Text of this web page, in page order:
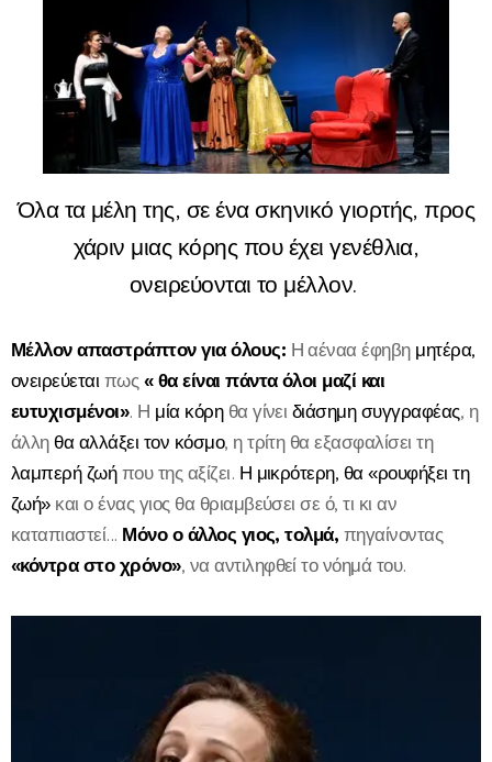
Όλα τα μέλη της, σε ένα σκηνικό γιορτής, προς
χάριν μιας κόρης που έχει γενέθλια,
ονειρεύονται το μέλλον.
Μέλλον απαστράπτον για όλους: Η αέναα έφηβη μητέρα,
ονειρεύεται πως « θα είναι πάντα όλοι μαζί και
ευτυχισμένοι». Η μία κόρηθα γίνει διάσημη συγγραφέας, η
άλληθα αλλάξει τον κόσμο, η τρίτη θα εξασφαλίσει τη
λαμπερή ζωήπου της αξίζει. Η μικρότερη, θα «ρουφήξει τη
ζωή»και ο ένας γιος θα θριαμβεύσει σε ό, τι κι αν
καταπιαστεί... Μόνο ο άλλος γιος, τολμά, πηγαίνοντας
«κόντρα στο χρόνο», να αντιληφθεί το νόημά του.